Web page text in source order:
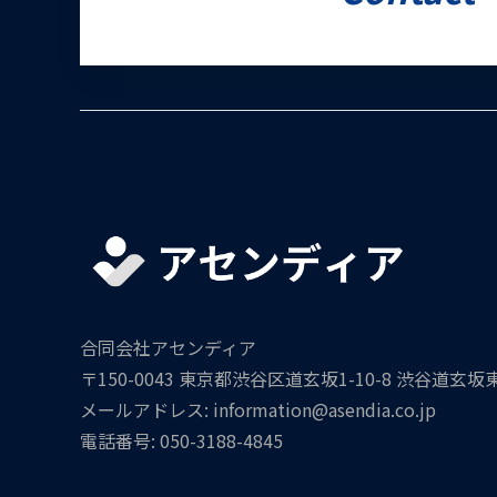
合同会社アセンディア
〒150-0043 東京都渋谷区道玄坂1-10-8 渋谷道玄坂
メールアドレス: information@asendia.co.jp
電話番号: 050-3188-4845